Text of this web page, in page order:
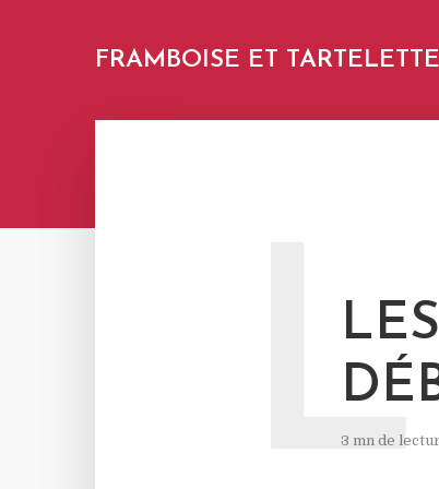
FRAMBOISE ET TARTELETTE
3 mn de
L